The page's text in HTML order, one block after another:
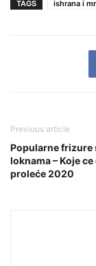
TAGS ishrana i
Previous article
Popularne frizure
loknama – Koje
proleće 2020